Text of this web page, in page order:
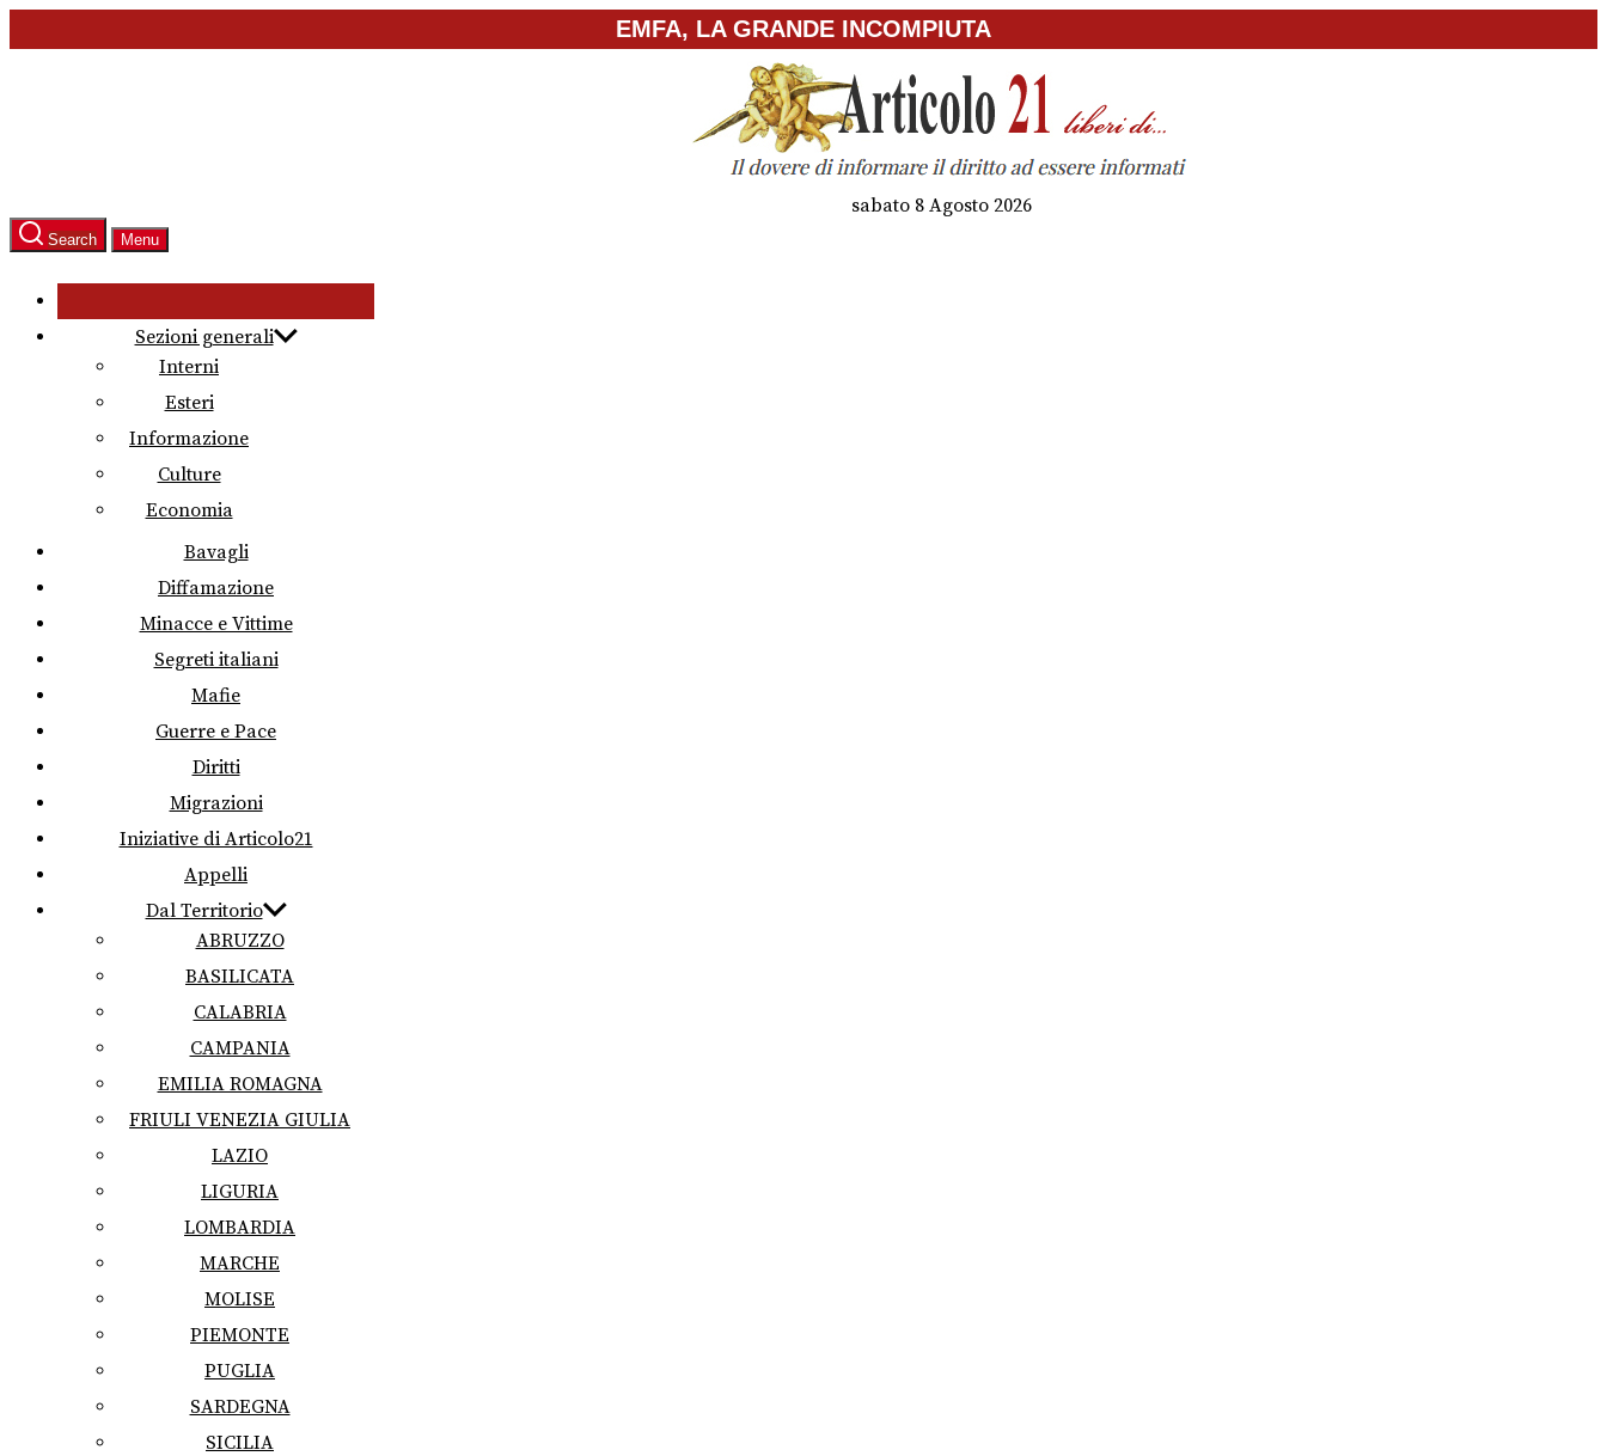
to
EMFA, LA GRANDE INCOMPIUTA
sabato 8 Agosto 2026
Search Menu
Sezioni generali
Interni
Esteri
Informazione
Culture
Economia
Bavagli
Diffamazione
Minacce e Vittime
Segreti italiani
Mafie
Guerre e Pace
Diritti
Migrazioni
Iniziative di Articolo21
Appelli
Dal Territorio
ABRUZZO
BASILICATA
CALABRIA
CAMPANIA
EMILIA ROMAGNA
FRIULI VENEZIA GIULIA
LAZIO
LIGURIA
LOMBARDIA
MARCHE
MOLISE
PIEMONTE
PUGLIA
SARDEGNA
SICILIA